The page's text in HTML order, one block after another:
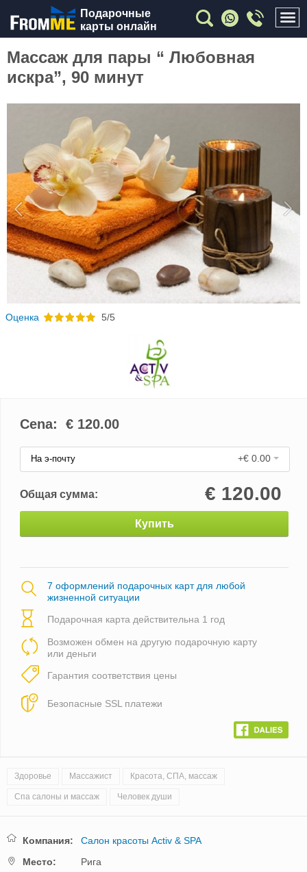
Подарочные
карты онлайн
Массаж для пары “ Любовная
искра”, 90 минут
Previous
Oценка 5/5
Cena: € 120.00
На э-почту +€ 0.00
Общая сумма: € 120.00
Купить
7 оформлений подарочных карт для любой
жизненной ситуации
Подарочная карта действительна 1 год
Возможен обмен на другую подарочную карту
или деньги
Гарантия соответствия цены
Безопасные SSL платежи
Здоровье Массажист Красота, СПА, массаж
Спа салоны и массаж Человек души
Компания:
Салон красоты Activ & SPA
Mестo:
Рига